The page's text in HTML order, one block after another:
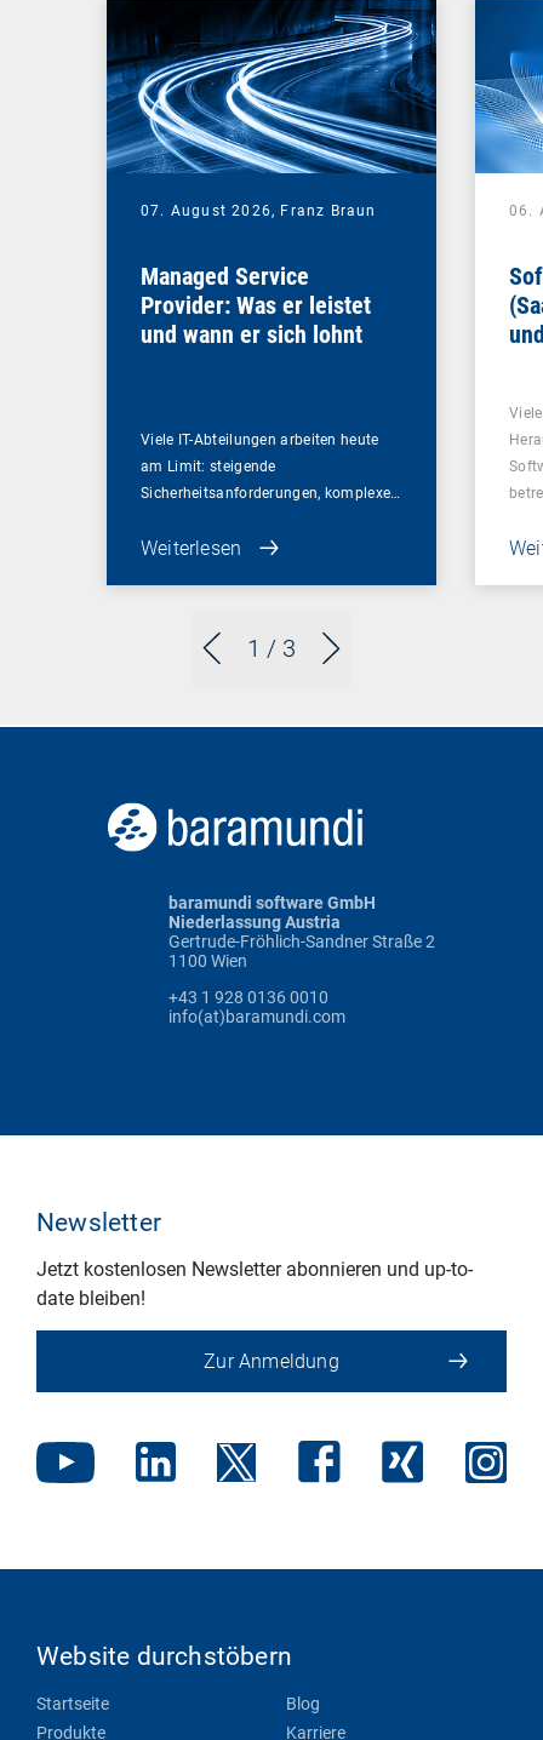
1 / 3
07. August 2026, Franz Braun
Managed Service
Provider: Was er leistet
und wann er sich lohnt
Viele IT-Abteilungen arbeiten heute
am Limit: steigende
Sicherheitsanforderungen, komplexe…
Weiterlesen
06.
baramundi software GmbH
Niederlassung Austria
Gertrude-Fröhlich-Sandner Straße 2
1100 Wien
+43 1 928 0136 0010
info(at)baramundi.com
Newsletter
Jetzt kostenlosen Newsletter abonnieren und up-to-
date bleiben!
Zur Anmeldung
Website durchstöbern
Startseite
Produkte
Blog
Karriere